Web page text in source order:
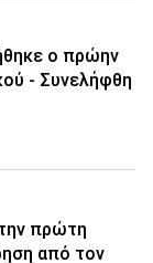
ο πρώην
- Συνελήφθη
πρώτη
από τον